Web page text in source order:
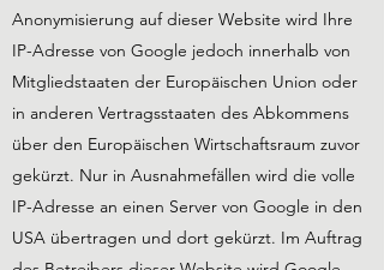
Anonymisierung auf dieser Website wird Ihre
IP-Adresse von Google jedoch innerhalb von
Mitgliedstaaten der Europäischen Union oder
in anderen Vertragsstaaten des Abkommens
über den Europäischen Wirtschaftsraum zuvor
gekürzt. Nur in Ausnahmefällen wird die volle
IP-Adresse an einen Server von Google in den
USA übertragen und dort gekürzt. Im Auftrag